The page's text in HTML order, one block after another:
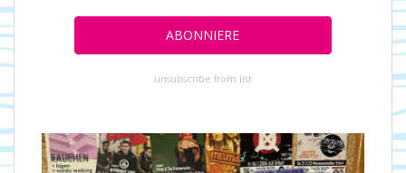
unsubscribe from list